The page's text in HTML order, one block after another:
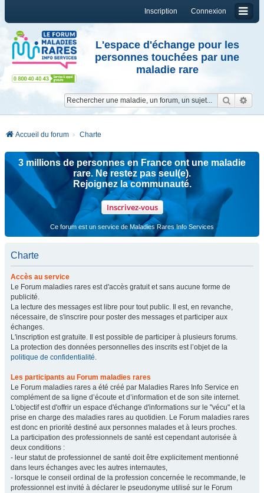
Connexion
Inscription
L'espace d'échange pour les
personnes touchées par une
maladie rare
Accueil du forum Charte
3 millions de personnes en France ont une maladie
rare. Ne restez pas seul(e).
Rejoignez la communauté.
Inscrivez-vous
Ce forum est un service de Maladies Rares Info Services
Charte
Accès au service
Le Forum maladies rares est d'accès gratuit et sans aucune forme de
publicité.
La lecture des messages est libre pour tout public. Il est, en revanche,
nécessaire, de s'inscrire pour poster des messages et participer aux
échanges.
L'inscription est gratuite. Il est possible de participer à plusieurs forums.
La protection des données personnelles des inscrits est l’objet de la
politique de confidentialité.
Les participants au Forum maladies rares
Le Forum maladies rares a été créé par Maladies Rares Info Service en
complément de sa ligne d’écoute et d’information et de son site internet.
L'objectif est d'offrir un espace d'échange d'informations sur le "vécu" et la
prise en charge des maladies rares au quotidien. Le Forum maladies rares
est donc en priorité destiné aux personnes malades et à leurs proches.
La participation des professionnels de santé est cependant autorisée à
deux conditions :
- leur statut de professionnel de santé doit être explicitement mentionné
dans leurs échanges avec les autres internautes,
- lorsque le conseil ordinal de la profession concernée le recommande, le
professionnel est invité à déclarer le pseudonyme utilisé sur le Forum